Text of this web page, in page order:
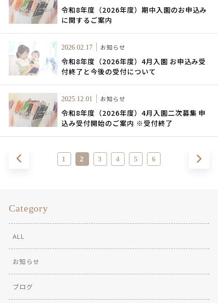
令和8年度（2026年度）期中入園のお申込み
に関するご案内
2026.02.17 お知らせ
令和8年度（2026年度）4月入園 お申込み受
付終了と今後の受付について
2025.12.01 お知らせ
令和8年度（2026年度）4月入園二次募集 申
込み受付開始のご案内 ※受付終了
1 2 3 4 5 6
Category
ALL
お知らせ
ブログ